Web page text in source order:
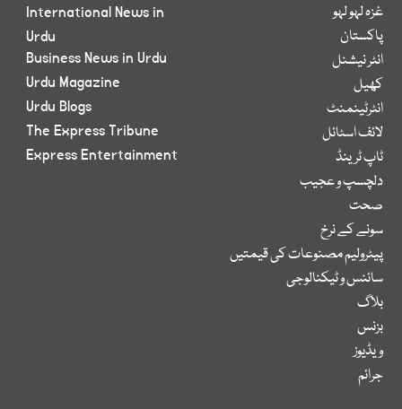
غزہ لہو لہو
پاکستان
انٹر نیشنل
کھیل
انٹرٹینمنٹ
لائف اسٹائل
ٹاپ ٹرینڈ
دلچسپ و عجیب
صحت
سونے کے نرخ
پیٹرولیم مصنوعات کی قیمتیں
سائنس و ٹیکنالوجی
بلاگ
بزنس
ویڈیوز
جرائم
International News in
Urdu
Business News in Urdu
Urdu Magazine
Urdu Blogs
The Express Tribune
Express Entertainment